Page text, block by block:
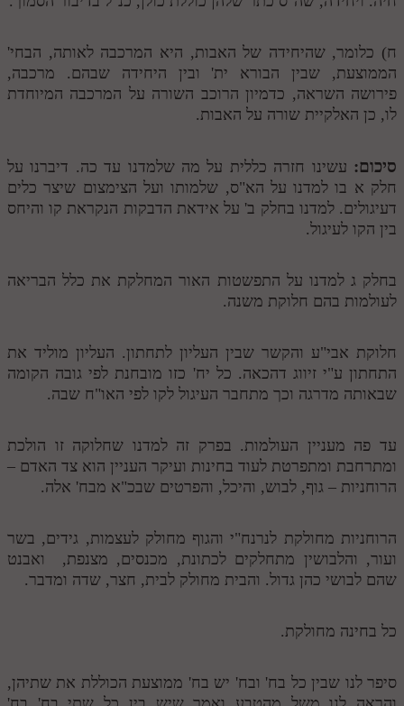
ח) כלומר, שהיחידה של האבות, היא המרכבה לאותה, הבחי'
הממוצעת, שבין הבורא ית' ובין היחידה שבהם. מרכבה,
פירושה השראה, כדמיון הרוכב השורה על המרכבה המיוחדת
לו, כן האלקיית שורה על האבות.
סיכום: עשינו חזרה כללית על מה שלמדנו עד כה. דיברנו על
חלק א בו למדנו על הא"ס, שלמותו ועל הצימצום שיצר כלים
דעיגולים. למדנו בחלק ב' על אידאת הדבקות הנקראת קו והיחס
בין הקו לעיגול.
בחלק ג למדנו על התפשטות האור המחלקת את כלל הבריאה
לעולמות בהם חלוקת משנה.
חלוקת אבי"ע והקשר שבין העליון לתחתון. העליון מוליד את
התחתון ע"י זיווג דהכאה. כל יח' כזו מובחנת לפי גובה הקומה
שבאותה מדרגה וכך מתחבר העיגול לקו לפי האו"ח שבה.
עד פה מעניין העולמות. בפרק זה למדנו שחלוקה זו הולכת
ומתרחבת ומתפרטת לעוד בחינות ועיקר העניין הוא צד האדם –
הרוחניות – גוף, לבוש, והיכל, והפרטים שבכ"א מבח' אלה.
הרוחניות מחולקת לנרנח"י והגוף מחולק לעצמות, גידים, בשר
ועור, והלבושין מתחלקים לכתונת, מכנסים, מצנפת, ואבנט
שהם לבושי כהן גדול. והבית מחולק לבית, חצר, שדה ומדבר.
כל בחינה מחולקת.
סיפר לנו שבין כל בח' ובח' יש בח' ממוצעת הכוללת את שתיהן,